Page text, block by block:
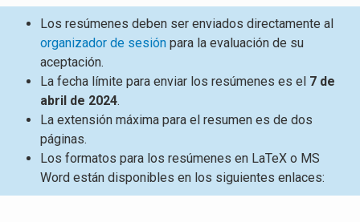
Los resúmenes deben ser enviados directamente al
organizador de sesión para la evaluación de su
aceptación.
La fecha límite para enviar los resúmenes es el 7 de
abril de 2024.
La extensión máxima para el resumen es de dos
páginas.
Los formatos para los resúmenes en LaTeX o MS
Word están disponibles en los siguientes enlaces: